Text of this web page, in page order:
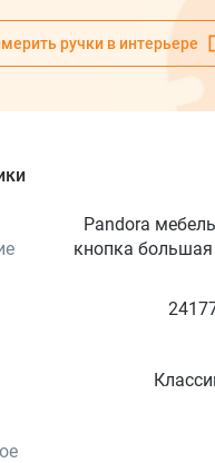
ручки в интерьере
Pandora
кнопка большая